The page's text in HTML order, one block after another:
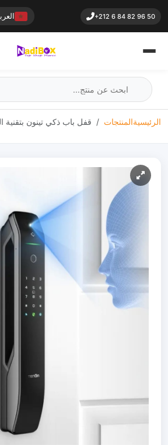
+212 6 84 82 96 50
الرئيسيةالمنتجات قفل باب ذكي تينون بتقنية